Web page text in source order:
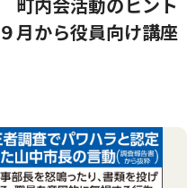
町内会活動のヒント
月から役員向け講座